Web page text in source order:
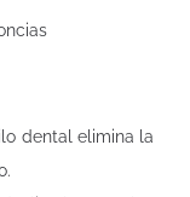
dental elimina la